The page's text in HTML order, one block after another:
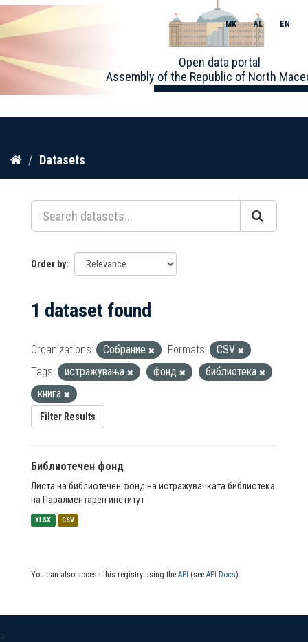
Skip
content
Open data portal
Assembly of the Republic of North
MK AL EN
Datasets
Order by
1 dataset found
Organizations: Собрание Formats:
CSV
Tags:
истражувања фонд
библиотека
книга
Filter Results
Библиотечен фонд
Листа на библиотечен фонд на истражувачката библиотека
на Паралментарен институт
XLSX CSV
You can also access this registry using the API (see API Docs).
a